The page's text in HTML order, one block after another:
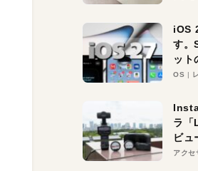
iOS
す。
ット
待大
る未
OS
ラ「
ビュ
ーム
アクセ